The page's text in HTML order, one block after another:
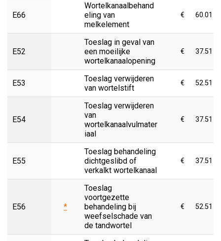
E66
Wortelkanaalbehand
eling van
melkelement
€ 60.01
E52
Toeslag in geval van
een moeilijke
wortelkanaalopening
€ 37.51
E53
Toeslag verwijderen
van wortelstift
€ 52.51
E54
Toeslag verwijderen
van
wortelkanaalvulmater
iaal
€ 37.51
E55
Toeslag behandeling
dichtgeslibd of
verkalkt wortelkanaal
€ 37.51
E56 *
Toeslag
voortgezette
behandeling bij
weefselschade van
de tandwortel
€ 52.51